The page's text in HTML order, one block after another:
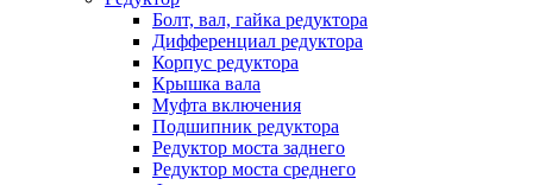
Болт, вал, гайка редуктора
Дифференциал редуктора
Корпус редуктора
Крышка вала
Муфта включения
Подшипник редуктора
Редуктор моста заднего
Редуктор моста среднего